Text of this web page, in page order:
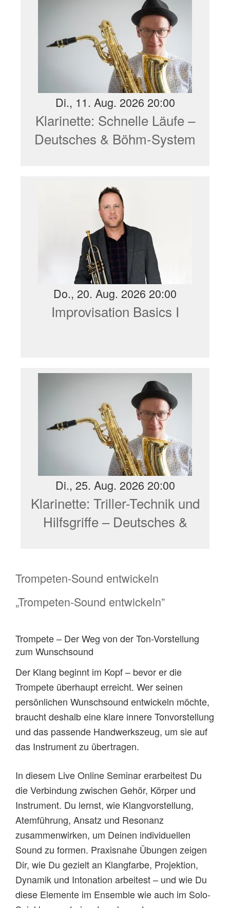
Di., 11. Aug. 2026 20:00
Klarinette: Schnelle Läufe –
Deutsches & Böhm-System
Do., 20. Aug. 2026 20:00
Improvisation Basics I
Di., 25. Aug. 2026 20:00
Klarinette: Triller-Technik und
Hilfsgriffe – Deutsches &
Trompeten-Sound entwickeln
„Trompeten-Sound entwickeln”
Trompete – Der Weg von der Ton-Vorstellung
zum Wunschsound
Der Klang beginnt im Kopf – bevor er die
Trompete überhaupt erreicht. Wer seinen
persönlichen Wunschsound entwickeln möchte,
braucht deshalb eine klare innere Tonvorstellung
und das passende Handwerkszeug, um sie auf
das Instrument zu übertragen.
In diesem Live Online Seminar erarbeitest Du
die Verbindung zwischen Gehör, Körper und
Instrument. Du lernst, wie Klangvorstellung,
Atemführung, Ansatz und Resonanz
zusammenwirken, um Deinen individuellen
Sound zu formen. Praxisnahe Übungen zeigen
Dir, wie Du gezielt an Klangfarbe, Projektion,
Dynamik und Intonation arbeitest – und wie Du
diese Elemente im Ensemble wie auch im Solo-